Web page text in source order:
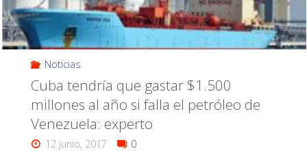
Noticias
Cuba tendría que gastar $1.500
millones al año si falla el petróleo de
Venezuela: experto
12 junio, 2017 0